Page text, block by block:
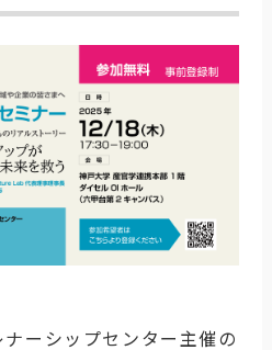
ーシップセンター主催の